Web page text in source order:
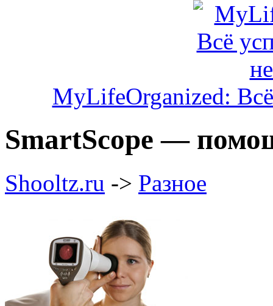
MyLifeOrganized:
SmartScope —
Shooltz.ru -> Разное